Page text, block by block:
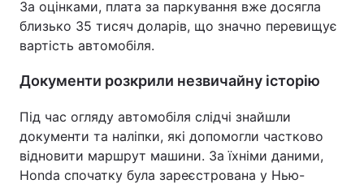
За оцінками, плата за паркування вже досягла
близько 35 тисяч доларів, що значно перевищує
вартість автомобіля.
Документи розкрили незвичайну історію
Під час огляду автомобіля слідчі знайшли
документи та наліпки, які допомогли частково
відновити маршрут машини. За їхніми даними,
Honda спочатку була зареєстрована у Нью-